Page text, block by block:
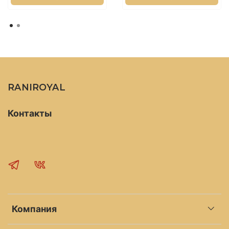
затем сделайте глубокий вдох и наслаждайтесь
эффектом.
но до 40 градусов. Для достижения результата
следует принимать ванну 15-20 минут.
живота, поясницы, груди (декольте)
минут принять душ или идти в баню (сауну).
На увлажненной коже распределить 2 нажатия
RANIROYAL
Компания
Контакты